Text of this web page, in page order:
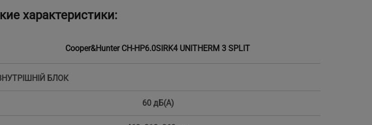
характеристики:
Cooper&Hunter CH-HP6.0SIRK4 UNITHERM 3 SPLIT
БЛОК
60 дБ(А)